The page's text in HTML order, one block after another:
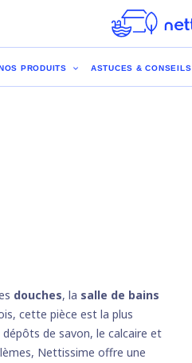
PRODUITS ASTUCES & CONSEILS
douches, la salle de bains
cette pièce est la plus
de savon, le calcaire et
Nettissime offre une